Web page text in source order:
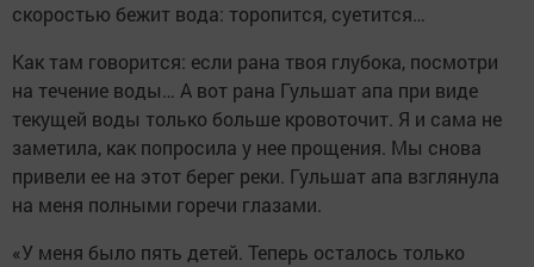
скоростью бежит вода: торопится, суетится…
Как там говорится: если рана твоя глубока, посмотри
на течение воды… А вот рана Гульшат апа при виде
текущей воды только больше кровоточит. Я и сама не
заметила, как попросила у нее прощения. Мы снова
привели ее на этот берег реки. Гульшат апа взглянула
на меня полными горечи глазами.
«У меня было пять детей. Теперь осталось только